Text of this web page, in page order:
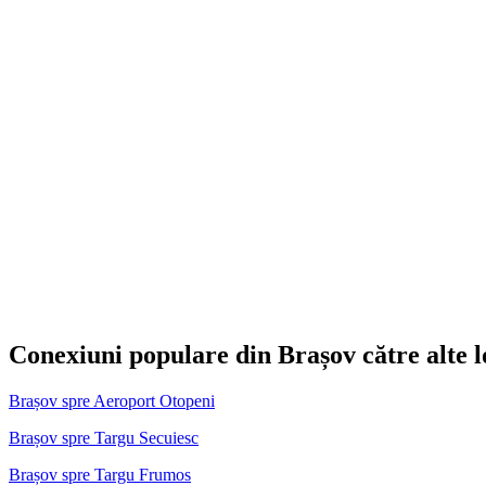
Conexiuni populare din Brașov către alte
Brașov spre Aeroport Otopeni
Brașov spre Targu Secuiesc
Brașov spre Targu Frumos